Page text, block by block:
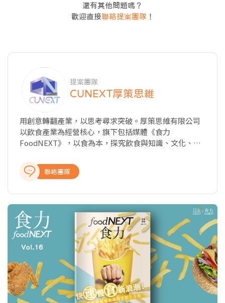
還有其他問題嗎？
歡迎直接聯絡提案團隊 ！
提案團隊
CUNEXT厚策思維
用創意轉翻產業，以思考尋求突破。厚策思維有限公司
以飲食產業為經營核心，旗下包括媒體《食力
FoodNEXT》，以食為本，探究飲食與知識、文化、商
態、飲食美學與文化、科學客觀的知識剖析、深入的報
導與專題製作，提供讀者完整全面的產業報導，讓關注
聯絡團隊